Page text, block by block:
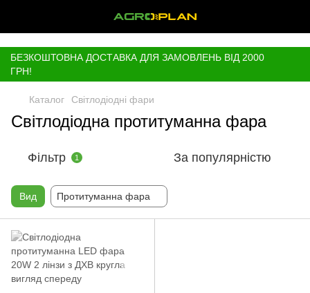
БЕЗКОШТОВНА ДОСТАВКА ДЛЯ ЗАМОВЛЕНЬ ВІД 2000
ГРН!
Каталог Світлодіодні фари
Світлодіодна протитуманна фара
Фільтр 1 За популярністю
Вид Протитуманна фара